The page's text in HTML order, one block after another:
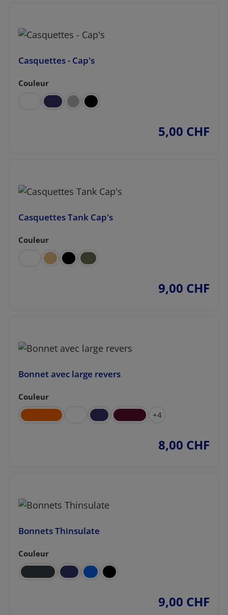
Casquettes - Cap's
Sélectionnez
Couleur
prix régulier :
5,00 CHF
Casquettes Tank Cap's
Sélectionnez
Couleur
prix régulier :
9,00 CHF
Bonnet avec large revers
Sélectionnez
Couleur
+4
prix régulier :
8,00 CHF
Bonnets Thinsulate
Sélectionnez
Couleur
prix régulier :
9,00 CHF